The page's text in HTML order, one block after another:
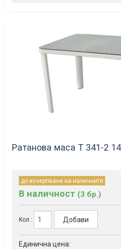
Ратанова маса Т 341-2
до изчерпване на наличните
В наличност (3 бр.)
Кол.: Добави
Единична цена: